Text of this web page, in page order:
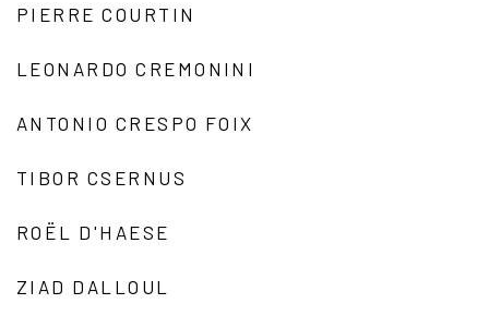
PIERRE COURTIN
LEONARDO CREMONINI
ANTONIO CRESPO FOIX
TIBOR CSERNUS
ROËL D'HAESE
ZIAD DALLOUL